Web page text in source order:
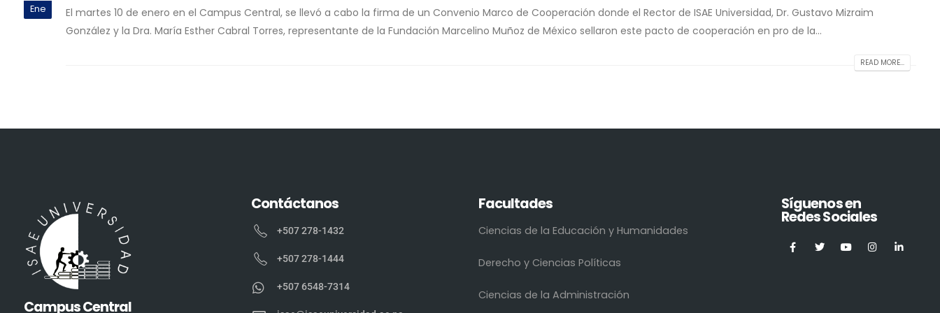
Ene
El martes 10 de enero en el Campus Central, se llevó a cabo la firma de un Convenio Marco de Cooperación donde el Rector de ISAE Universidad, Dr. Gustavo Mizraim
González y la Dra. María Esther Cabral Torres, representante de la Fundación Marcelino Muñoz de México sellaron este pacto de cooperación en pro de la...
READ MORE...
Campus Central
Contáctanos
+507 278-1432
+507 278-1444
+507 6548-7314
Facultades
Ciencias de la Educación y Humanidades
Derecho y Ciencias Políticas
Ciencias de la Administración
Síguenos en
Redes Sociales